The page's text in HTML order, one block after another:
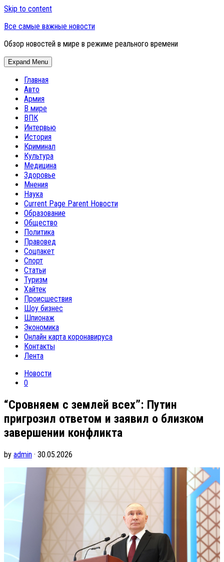
Skip to content
Все самые важные новости
Обзор новостей в мире в режиме реального времени
Expand Menu
Главная
Авто
Армия
В мире
ВПК
Интервью
История
Криминал
Культура
Медицина
Здоровье
Мнения
Наука
Current Page Parent Новости
Образование
Общество
Политика
Правовед
Соцпакет
Спорт
Статьи
Туризм
Хайтек
Происшествия
Шоу бизнес
Шпионаж
Экономика
Онлайн карта коронавируса
Контакты
Лента
Новости
0
“Сровняем с землей всех”: Путин
пригрозил ответом и заявил о близком
завершении конфликта
by admin · 30.05.2026